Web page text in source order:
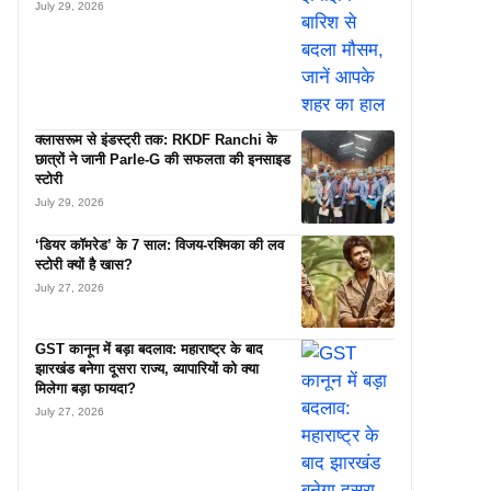
July 29, 2026
क्लासरूम से इंडस्ट्री तक: RKDF Ranchi के
छात्रों ने जानी Parle-G की सफलता की इनसाइड
स्टोरी
July 29, 2026
‘डियर कॉमरेड’ के 7 साल: विजय-रश्मिका की लव
स्टोरी क्यों है खास?
July 27, 2026
GST कानून में बड़ा बदलाव: महाराष्ट्र के बाद
झारखंड बनेगा दूसरा राज्य, व्यापारियों को क्या
मिलेगा बड़ा फायदा?
July 27, 2026